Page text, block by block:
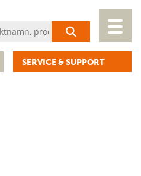
SERVICE & SUPPORT